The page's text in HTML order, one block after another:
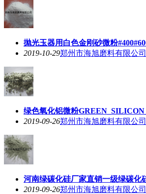
抛光玉器用白色金刚砂微粉
2019-10-29郑州市海旭磨料有限公司
绿色氧化铝微粉
2019-09-26郑州市海旭磨料有限公司
河南绿碳化硅厂家直销一级绿碳化
2019-09-26郑州市海旭磨料有限公司